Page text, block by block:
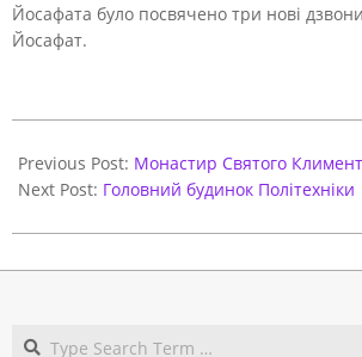
Йосафата було посвячено три нові
Йосафат.
10-
27
Previous Post: Монастир Святого
Next Post: Головний будинок Політехніки